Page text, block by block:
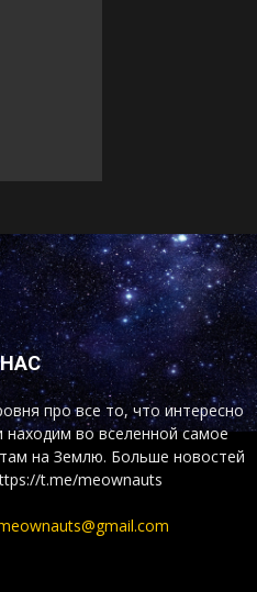
про все то, что интересно
во вселенной самое
на Землю. Больше новостей
t.me/meownauts